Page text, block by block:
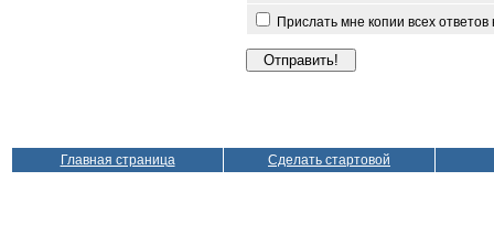
Прислать мне копии всех
Главная страница Сделать стартовой